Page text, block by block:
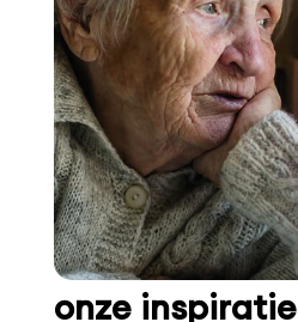
onze inspiratie